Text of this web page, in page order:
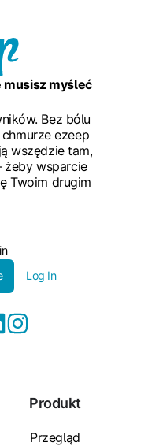
musisz myśleć
Bez bólu
ezeep
wszędzie tam,
żeby wsparcie
Twoim drugim
Log In
Produkt
Przegląd